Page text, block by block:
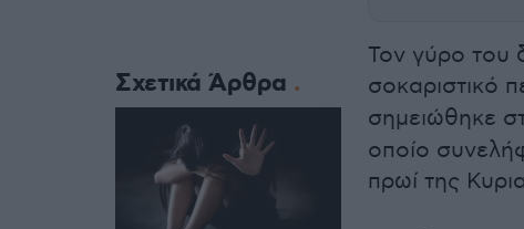
Τον γύρο του
σοκαριστικό
σημειώθηκε
οποίο
πρωί της
Σχετικά Άρθρα